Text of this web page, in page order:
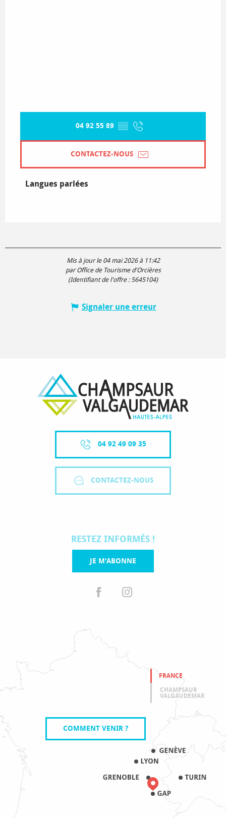
04 92 55 89 ▒▒
CONTACTEZ-NOUS
Langues parlées
Langues parlées
Mis à jour le 04 mai 2026 à 11:42
par Office de Tourisme d'Orcières
(Identifiant de l'offre : 5645104)
Signaler une erreur
04 92 49 09 35
CONTACTEZ-NOUS
RESTEZ INFORMÉS !
JE M'ABONNE
FRANCE
CHAMPSAUR
VALGAUDEMAR
COMMENT VENIR ?